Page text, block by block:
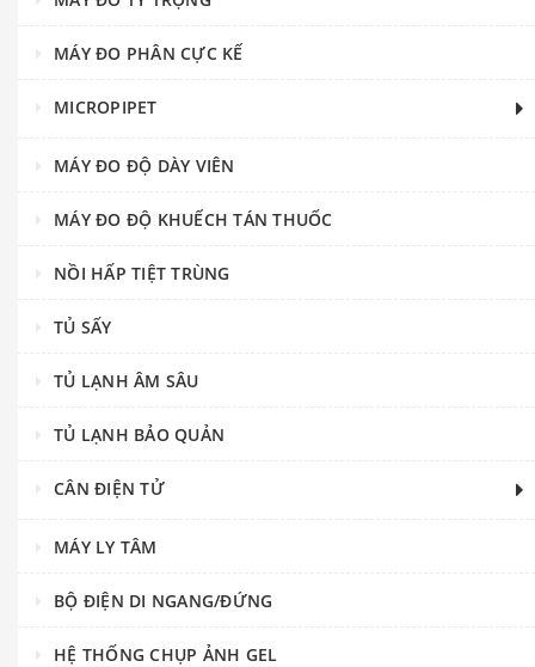
MÁY ĐO PHÂN CỰC KẾ
MICROPIPET
MÁY ĐO ĐỘ DÀY VIÊN
MÁY ĐO ĐỘ KHUẾCH TÁN THUỐC
NỒI HẤP TIỆT TRÙNG
TỦ SẤY
TỦ LẠNH ÂM SÂU
TỦ LẠNH BẢO QUẢN
CÂN ĐIỆN TỬ
MÁY LY TÂM
BỘ ĐIỆN DI NGANG/ĐỨNG
HỆ THỐNG CHỤP ẢNH GEL